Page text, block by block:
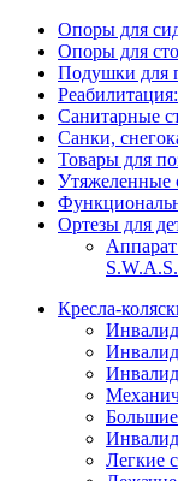
Опоры для
Опоры для
Подушки для
Санитарные
Санки,
Товары для
Утяжеленные
Ортезы для
Кресла-
Легкие